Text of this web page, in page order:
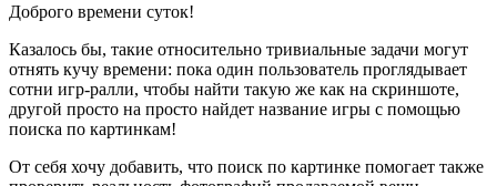
Доброго времени суток!
Казалось бы, такие относительно тривиальные задачи могут
отнять кучу времени: пока один пользователь проглядывает
сотни игр-ралли, чтобы найти такую же как на скриншоте,
другой просто на просто найдет название игры с помощью
поиска по картинкам!
От себя хочу добавить, что поиск по картинке помогает также